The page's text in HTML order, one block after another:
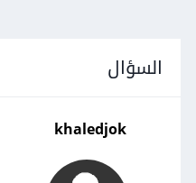
السؤال
khaledjok